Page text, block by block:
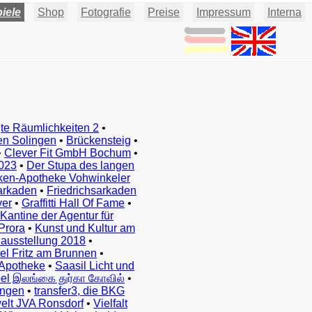
Shop Fotografie Preise Impressum Interna
Räumlichkeiten 2 •
Solingen • Brückensteig •
Clever Fit GmbH Bochum •
• Der Stupa des langen
Apotheke Vohwinkeler
• Friedrichsarkaden
• Graffitti Hall Of Fame •
Kantine der Agentur für
• Kunst und Kultur am
2018 •
Fritz am Brunnen •
• Saasil Licht und
இலங்கை துர்கா கோவில் •
• transfer3, die BKG
JVA Ronsdorf• Vielfalt